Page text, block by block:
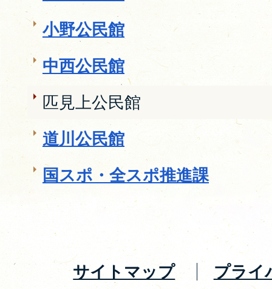
小野公民館
中西公民館
匹見上公民館
道川公民館
国スポ・全スポ推進課
サイトマップ プライ